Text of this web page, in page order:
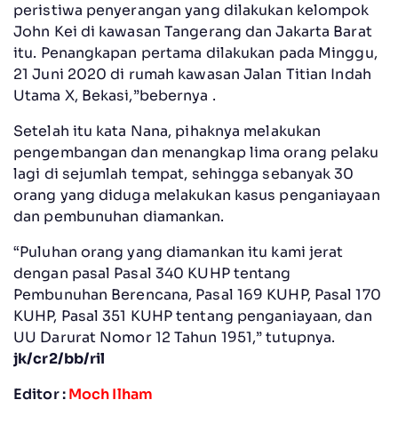
peristiwa penyerangan yang dilakukan kelompok
John Kei di kawasan Tangerang dan Jakarta Barat
itu. Penangkapan pertama dilakukan pada Minggu,
21 Juni 2020 di rumah kawasan Jalan Titian Indah
Utama X, Bekasi,”bebernya .
Setelah itu kata Nana, pihaknya melakukan
pengembangan dan menangkap lima orang pelaku
lagi di sejumlah tempat, sehingga sebanyak 30
orang yang diduga melakukan kasus penganiayaan
dan pembunuhan diamankan.
“Puluhan orang yang diamankan itu kami jerat
dengan pasal Pasal 340 KUHP tentang
Pembunuhan Berencana, Pasal 169 KUHP, Pasal 170
KUHP, Pasal 351 KUHP tentang penganiayaan, dan
UU Darurat Nomor 12 Tahun 1951,” tutupnya.
jk/cr2/bb/ril
Editor :Moch Ilham